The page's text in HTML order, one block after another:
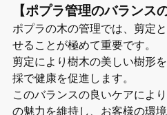
【ポプラ管理のバランス
ポプラの木の管理では、剪定
せることが極めて重要です。
剪定により樹木の美しい樹形
採で健康を促進します。
このバランスの良いケアによ
の魅力を維持し、お客様の環